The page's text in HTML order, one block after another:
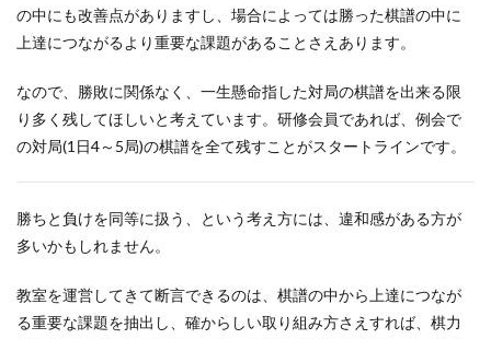
の中にも改善点がありますし、場合によっては勝った棋譜の中に
上達につながるより重要な課題があることさえあります。
なので、勝敗に関係なく、一生懸命指した対局の棋譜を出来る限
り多く残してほしいと考えています。研修会員であれば、例会で
の対局(1日4～5局)の棋譜を全て残すことがスタートラインです。
勝ちと負けを同等に扱う、という考え方には、違和感がある方が
多いかもしれません。
教室を運営してきて断言できるのは、棋譜の中から上達につなが
る重要な課題を抽出し、確からしい取り組み方さえすれば、棋力